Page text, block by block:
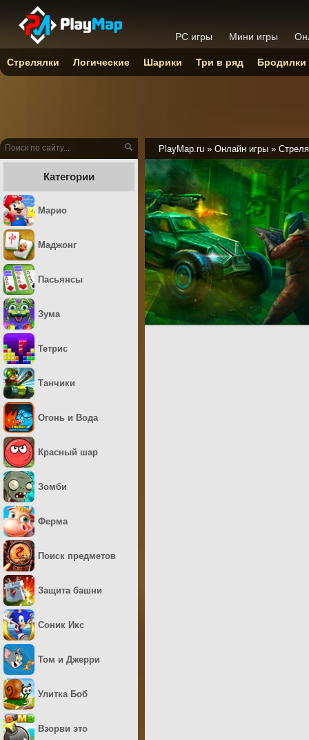
PlayMap.ru » Онлайн игры »
Категории
Марио
Маджонг
Пасьянсы
Зума
Тетрис
Танчики
Огонь и Вода
Красный шар
Зомби
Ферма
Поиск предметов
Защита башни
Соник Икс
Том и Джерри
Улитка Боб
Взорви это
PC игры Мини игры
Стрелялки Логические Шарики Три в ряд Бродилки